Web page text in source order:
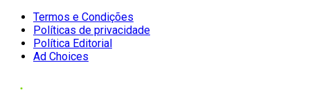
Termos e Condições
Políticas de privacidade
Política Editorial
Ad Choices